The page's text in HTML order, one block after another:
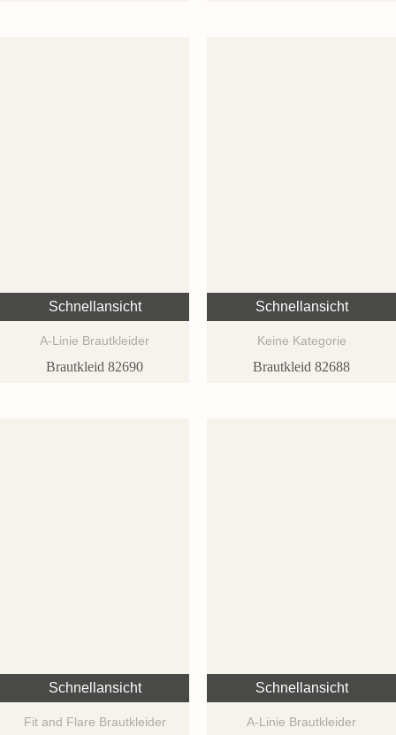
Schnellansicht
A-Linie Brautkleider
Brautkleid 82690
Schnellansicht
Keine Kategorie
Brautkleid 82688
Schnellansicht
Fit and Flare Brautkleider
Schnellansicht
A-Linie Brautkleider